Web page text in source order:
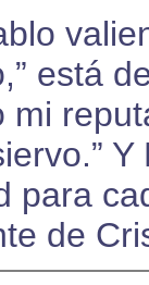
está
mi
para
de